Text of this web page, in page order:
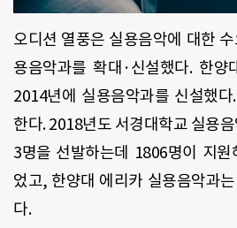
오디션 열풍은 실용음악에 대한
용음악과를 확대·신설했다. 한
2014년에 실용음악과를 신설했
한다. 2018년도 서경대학교 실용
3명을 선발하는데 1806명이 지원
었고, 한양대 에리카 실용음악과
다.